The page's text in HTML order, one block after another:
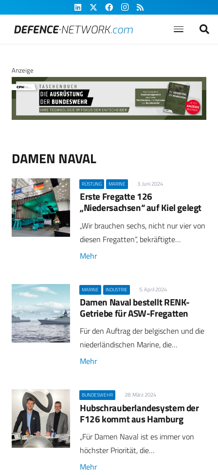
Anzeige
DAMEN NAVAL
RÜSTUNG MARINE 3. Juni 2024
Erste Fregatte 126
„Niedersachsen“ auf Kiel gelegt
„Wir brauchen sechs, nicht nur vier von
diesen Fregatten“, bekräftigte…
Mehr
MARINE INDUSTRIE 5. April 2024
Damen Naval bestellt RENK-
Getriebe für ASW-Fregatten
Für den Auftrag der belgischen und die
niederländischen Marine, die…
Mehr
BUNDESWEHR 28. März 2024
Hubschrauberlandesystem der
F126 kommt aus Hamburg
„Für Damen Naval ist es immer von
höchster Priorität, die…
Mehr